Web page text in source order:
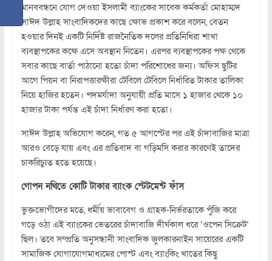
মানববন্ধনে যোগ দেওয়া ইসলামী ব্যাংকের সাবেক কর্মকর্তা মোহাম্মদ
সাঈদ উল্লাহ সাংবাদিকদের কাছে ক্ষোভ প্রকাশ করে বলেন, বেতন
হওয়ার দিনই একটি নির্দিষ্ট রাজনৈতিক দলের প্রতিনিধিরা শাখা
ব্যবস্থাপকের কক্ষে এসে অবস্থান নিতেন। এরপর ব্যবস্থাপকের পক্ষ থেকে
সবার কাছে বার্তা পাঠানো হতো চাঁদা পরিশোধের জন্য। অফিস ছুটির
আগে পিয়ন বা নিরাপত্তারক্ষীরা টেবিলে টেবিলে নির্ধারিত টাকার তালিকা
নিয়ে হাজির হতেন। পদমর্যাদা অনুযায়ী প্রতি মাসে ১ হাজার থেকে ১০
হাজার টাকা পর্যন্ত এই চাঁদা নির্ধারণ করা হতো।
সাঈদ উল্লাহ অভিযোগ করেন, গত ৫ আগস্টের পর এই চাঁদাবাজির মাত্রা
আরও বেড়ে যায় এবং এর প্রতিবাদ বা গড়িমসি করার কারণেই তাদের
চাকরিচ্যুত হতে হয়েছে।
গোপন নথিতে কোটি টাকার ব্যাংক স্টেটমেন্ট ফাঁস
ভুক্তভোগীদের মতে, ধর্মীয় ভাবাবেগ ও গ্রাহক-নির্ভরতাকে পুঁজি করে
গড়ে ওঠা এই ব্যাংকের ভেতরের চাঁদাবাজি দীর্ঘকাল ধরে ‘ওপেন সিক্রেট’
ছিল। তবে সম্প্রতি অনুসন্ধানী সাংবাদিক জুলকারনাইন সায়েরের একটি
সামাজিক যোগাযোগমাধ্যমের পোস্ট এবং ব্যাংকিং খাতের কিছু